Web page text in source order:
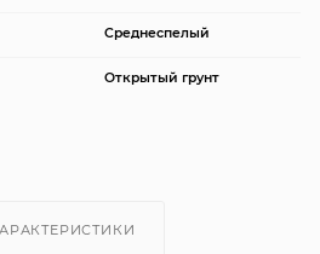
Среднеспелый
Открытый грунт